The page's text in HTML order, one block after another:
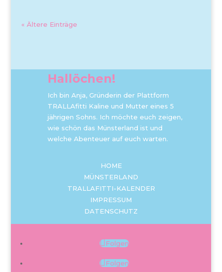
« Ältere Einträge
Hallöchen!
Ich bin Anja, Gründerin der Plattform
TRALLAfitti Kaline und Mutter eines 5
jährigen Sohns. Ich möchte euch zeigen,
wie schön das Münsterland ist und
welche Abenteuer auf euch warten.
HOME
MÜNSTERLAND
TRALLAFITTI-KALENDER
IMPRESSUM
DATENSCHUTZ
Folgen
Folgen